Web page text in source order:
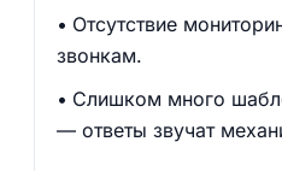
Отсутствие
звонкам.
Слишком много
— ответы звучат